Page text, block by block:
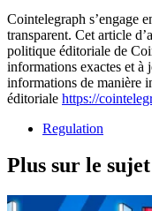
Cointelegraph s’engage
transparent. Cet article
politique éditoriale de
informations exactes et à
informations de manière
éditoriale https://
Regulation
Plus sur le sujet